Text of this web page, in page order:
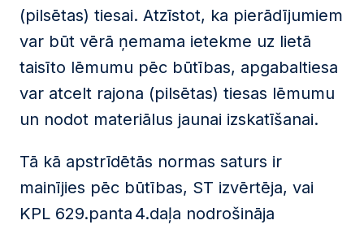
(pilsētas) tiesai. Atzīstot, ka pierādījumiem
var būt vērā ņemama ietekme uz lietā
taisīto lēmumu pēc būtības, apgabaltiesa
var atcelt rajona (pilsētas) tiesas lēmumu
un nodot materiālus jaunai izskatīšanai.
Tā kā apstrīdētās normas saturs ir
mainījies pēc būtības, ST izvērtēja, vai
KPL 629.panta 4.daļa nodrošināja